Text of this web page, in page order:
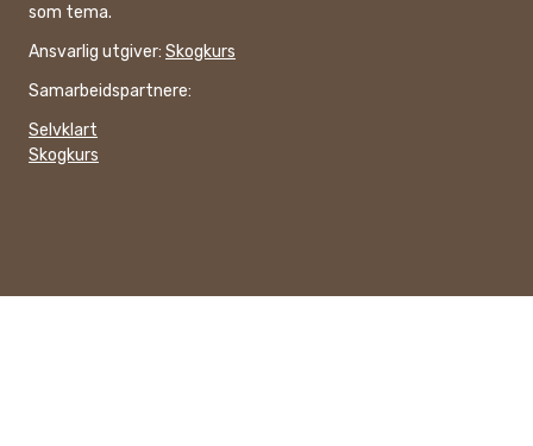
som tema.
Ansvarlig utgiver: Skogkurs
Samarbeidspartnere:
Selvklart
Skogkurs